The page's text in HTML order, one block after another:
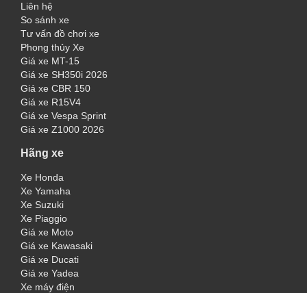
Liên hệ
So sánh xe
Tư vấn đồ chơi xe
Phong thủy Xe
Giá xe MT-15
Giá xe SH350i 2026
Giá xe CBR 150
Giá xe R15V4
Giá xe Vespa Sprint
Giá xe Z1000 2026
Hãng xe
Xe Honda
Xe Yamaha
Xe Suzuki
Xe Piaggio
Giá xe Moto
Giá xe Kawasaki
Giá xe Ducati
Giá xe Yadea
Xe máy điện